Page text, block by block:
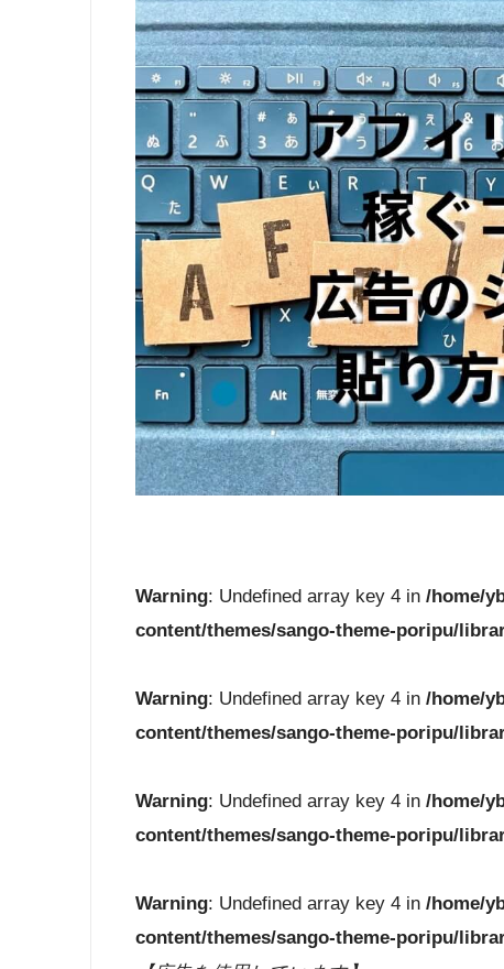
Warning: Undefined array key 4 in /home/
content/themes/sango-theme-poripu/
Warning: Undefined array key 4 in /home/
content/themes/sango-theme-poripu/
Warning: Undefined array key 4 in /home/
content/themes/sango-theme-poripu/
Warning: Undefined array key 4 in /home/
content/themes/sango-theme-poripu/